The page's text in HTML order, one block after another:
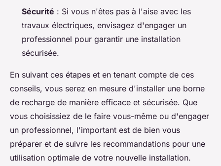
Sécurité : Si vous n'êtes pas à l'aise avec les
travaux électriques, envisagez d'engager un
professionnel pour garantir une installation
sécurisée.
En suivant ces étapes et en tenant compte de ces
conseils, vous serez en mesure d'installer une borne
de recharge de manière efficace et sécurisée. Que
vous choisissiez de le faire vous-même ou d'engager
un professionnel, l'important est de bien vous
préparer et de suivre les recommandations pour une
utilisation optimale de votre nouvelle installation.